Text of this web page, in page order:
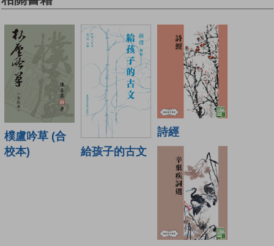
樸盧吟草 (合
校本)
給孩子的古文
詩經